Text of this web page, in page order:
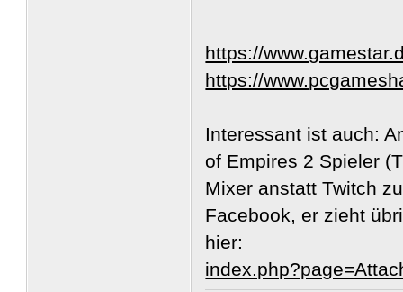
https://
https://
Interessant ist auch:
of Empires 2 Spieler
Mixer anstatt Twitch
Facebook, er zieht
hier: